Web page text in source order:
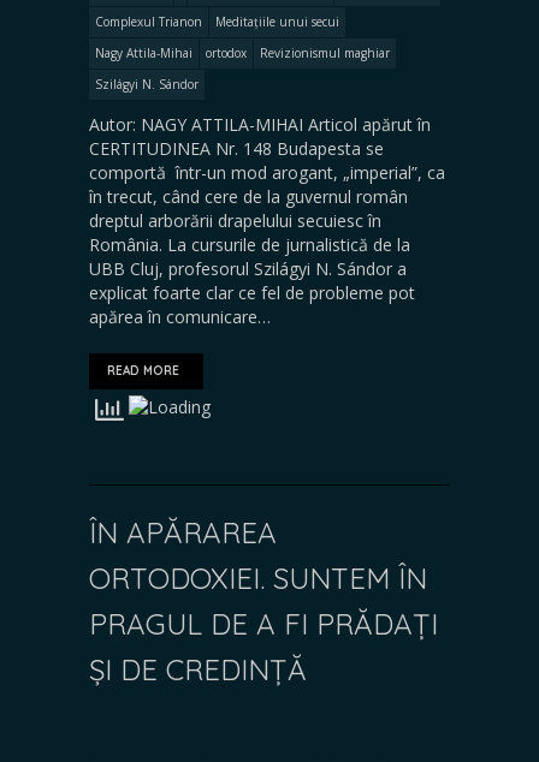
Complexul Trianon
Meditațiile unui secui
Nagy Attila-Mihai
ortodox
Revizionismul maghiar
Szilágyi N. Sándor
Autor: NAGY ATTILA-MIHAI Articol apărut în
CERTITUDINEA Nr. 148 Budapesta se
comportă într-un mod arogant, „imperial”, ca
în trecut, când cere de la guvernul român
dreptul arborării drapelului secuiesc în
România. La cursurile de jurnalistică de la
UBB Cluj, profesorul Szilágyi N. Sándor a
explicat foarte clar ce fel de probleme pot
apărea în comunicare…
READ MORE
ÎN APĂRAREA
ORTODOXIEI. SUNTEM ÎN
PRAGUL DE A FI PRĂDAȚI
ȘI DE CREDINȚĂ